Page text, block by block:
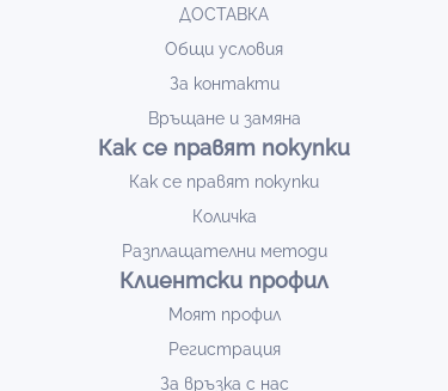
ДОСТАВКА
Общи условия
За контакти
Връщане и замяна
Как се правят покупки
Как се правят покупки
Количка
Разплащателни методи
Клиентски профил
Моят профил
Регистрация
За връзка с нас